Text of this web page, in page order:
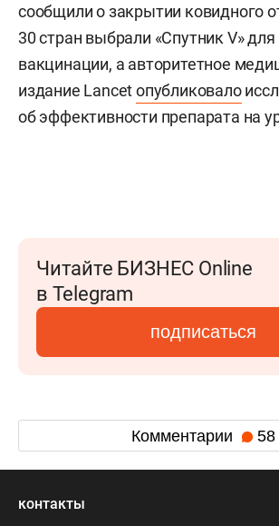
сообщили о закрытии ковидного
30 стран выбрали «Спутник V»
вакцинации, а авторитетное
издание Lancetопубликовало
об эффективности препарата на
Читайте БИЗНЕС Online
в Telegram
подписаться
Комментарии 58
контакты